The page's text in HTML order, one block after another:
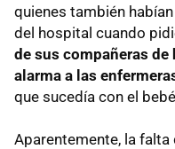
quienes también
del hospital cuando
de sus compañeras
alarma a las
que sucedía con el
Aparentemente, la